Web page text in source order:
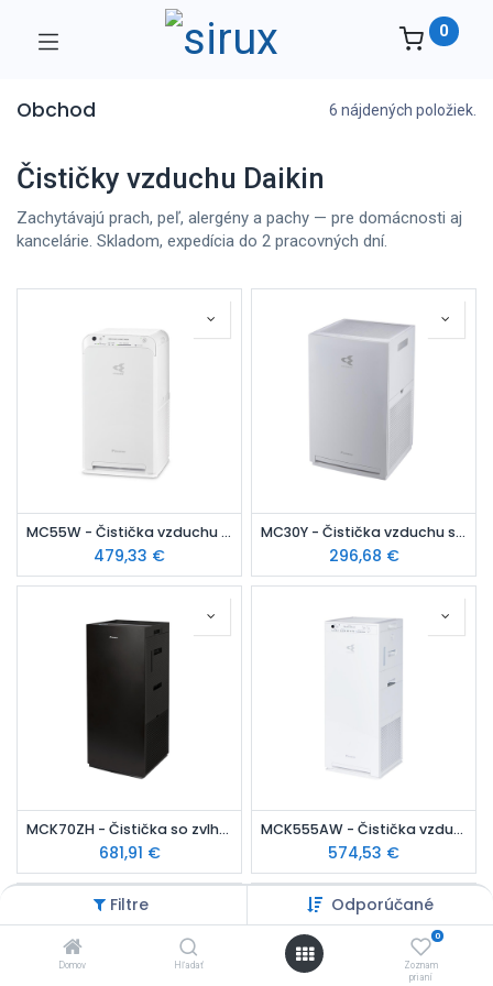
Filtre Odporúčané
Domov Hľadať
0
Zoznam
prianí
0
Obchod 6 nájdených položiek.
Čističky vzduchu Daikin
Zachytávajú prach, peľ, alergény a pachy — pre domácnosti aj
kancelárie. Skladom, expedícia do 2 pracovných dní.
MC55W - Čistička vzduchu s technológiou Streamer
479,33 €
MC30Y - Čistička vzduchu s technológiou Streamer
296,68 €
MCK70ZH - Čistička so zvlhčovaním, čierna , WiFi
681,91 €
MCK555AW - Čistička vzduchu so zvlhčovaním
574,53 €